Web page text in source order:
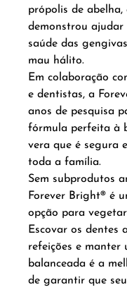
própolis de abelha,
demonstrou ajudar
saúde das
mau hálito.
Em colaboração
e dentistas, a
anos de pesquisa
fórmula perfeita à
vera que é segura
toda a família.
Sem subprodutos
Forever Bright® é
opção para
Escovar os dentes
refeições e manter
balanceada é a
de garantir que